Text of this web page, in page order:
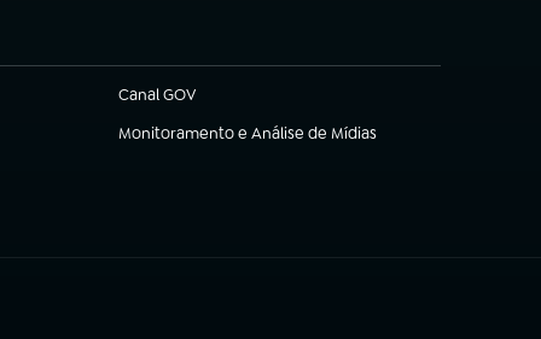
Canal GOV
(abre em nova aba)
Monitoramento e Análise de Mídias
(abre em nova aba)